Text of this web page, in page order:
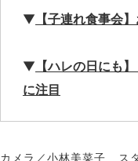
▼ 【子連れ食事会
▼ 【ハレの日にも
に注目
カメラ／小林美菜子 ス